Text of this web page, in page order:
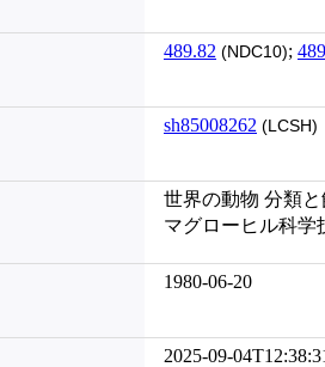
489.82 (NDC10);
sh85008262 (LCSH)
世界の動物 分類
マグローヒル科学
1980-06-20
2025-09-